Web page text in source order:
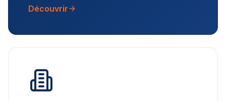
Découvrir